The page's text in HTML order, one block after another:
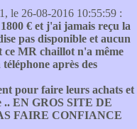
le 26-08-2016 10:55:59 :
€ et j'ai jamais reçu la
pas disponible et aucun
ce MR chaillot n'a même
après des
pour faire leurs achats et
.. EN GROS SITE DE
FAIRE CONFIANCE